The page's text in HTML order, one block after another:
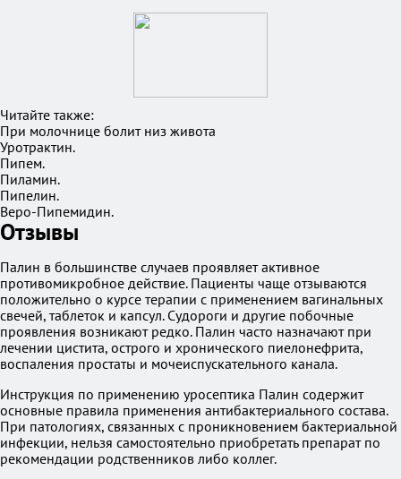
Читайте также:
При молочнице болит низ живота
Уротрактин.
Пипем.
Пиламин.
Пипелин.
Веро-Пипемидин.
Отзывы
Палин в большинстве случаев проявляет активное
противомикробное действие. Пациенты чаще отзываются
положительно о курсе терапии с применением вагинальных
свечей, таблеток и капсул. Судороги и другие побочные
проявления возникают редко. Палин часто назначают при
лечении цистита, острого и хронического пиелонефрита,
воспаления простаты и мочеиспускательного канала.
Инструкция по применению уросептика Палин содержит
основные правила применения антибактериального состава.
При патологиях, связанных с проникновением бактериальной
инфекции, нельзя самостоятельно приобретать препарат по
рекомендации родственников либо коллег.